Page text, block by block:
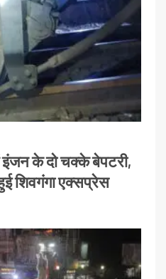
के दो चक्के बेपटरी,
शिवगंगा एक्सप्रेस